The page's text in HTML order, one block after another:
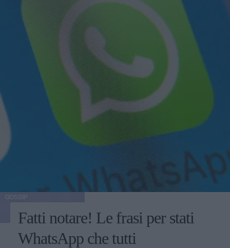
Fatti notare! Le frasi per stati
WhatsApp che tutti